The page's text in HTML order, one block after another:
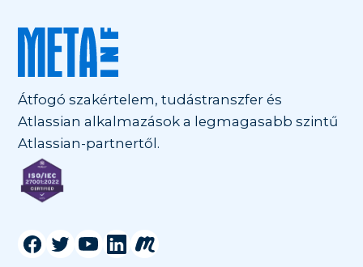
Átfogó szakértelem, tudástranszfer és
Atlassian alkalmazások a legmagasabb szintű
Atlassian-partnertől.